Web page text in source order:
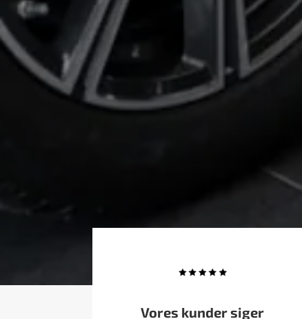
Vores kunder siger